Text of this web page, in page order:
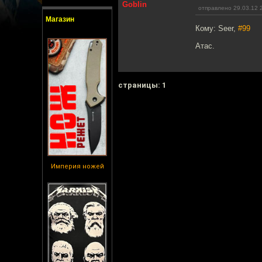
Магазин
Империя ножей
Goblin отправлено 29.03.12
Кому: Seer, #99
Атас.
cтраницы: 1